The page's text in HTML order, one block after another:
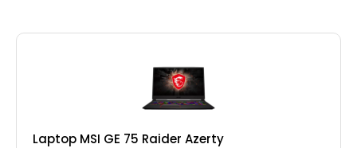
Laptop MSI GE 75 Raider Azerty